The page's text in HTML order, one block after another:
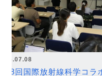
2026.07.08
第18回国際放射線科学コラ